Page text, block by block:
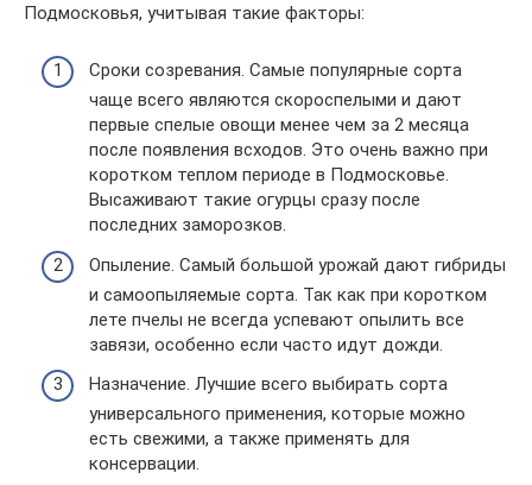
Подмосковья, учитывая такие факторы:
Сроки созревания. Самые популярные сорта
чаще всего являются скороспелыми и дают
первые спелые овощи менее чем за 2 месяца
после появления всходов. Это очень важно при
коротком теплом периоде в Подмосковье.
Высаживают такие огурцы сразу после
последних заморозков.
Опыление. Самый большой урожай дают гибриды
и самоопыляемые сорта. Так как при коротком
лете пчелы не всегда успевают опылить все
завязи, особенно если часто идут дожди.
Назначение. Лучшие всего выбирать сорта
универсального применения, которые можно
есть свежими, а также применять для
консервации.